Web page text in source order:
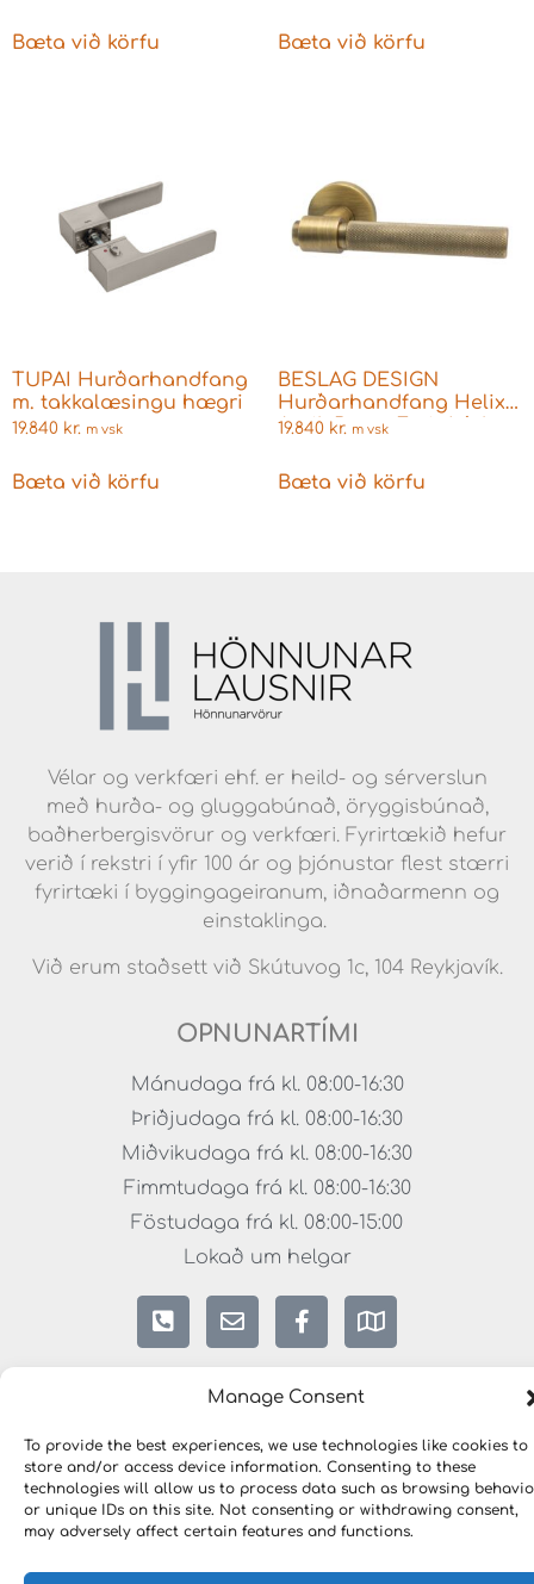
Manage Consent
To provide the best experiences, we use technologies like cookies to
store and/or access device information. Consenting to these
technologies will allow us to process data such as browsing
or unique IDs on this site. Not consenting or withdrawing consent,
may adversely affect certain features and functions.
Bæta við körfu Bæta við körfu
TUPAI Hurðarhandfang
m. takkalæsingu hægri
19.840 kr. m vsk
Bæta við körfu
BESLAG DESIGN
Hurðarhandfang Helix
Antik Brons Fyrir Þýskar
19.840 kr. m vsk
Bæta við körfu
Vélar og verkfæri ehf. er heild- og sérverslun
með hurða- og gluggabúnað, öryggisbúnað,
baðherbergisvörur og verkfæri. Fyrirtækið hefur
verið í rekstri í yfir 100 ár og þjónustar flest stærri
fyrirtæki í byggingageiranum, iðnaðarmenn og
einstaklinga.
Við erum staðsett við Skútuvog 1c, 104 Reykjavík.
OPNUNARTÍMI
Mánudaga frá kl. 08:00-16:30
Þriðjudaga frá kl. 08:00-16:30
Miðvikudaga frá kl. 08:00-16:30
Fimmtudaga frá kl. 08:00-16:30
Föstudaga frá kl. 08:00-15:00
Lokað um helgar
Copyright © 2023 HÖNNUNARLAUSNIR. Öll réttindi
áskilin.